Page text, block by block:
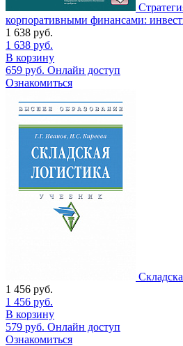
корпоративными финансами:
1 638 руб.
1 638 руб.
В корзину
659 руб. Онлайн доступ
Ознакомиться
1 456 руб.
1 456 руб.
В корзину
579 руб. Онлайн доступ
Ознакомиться